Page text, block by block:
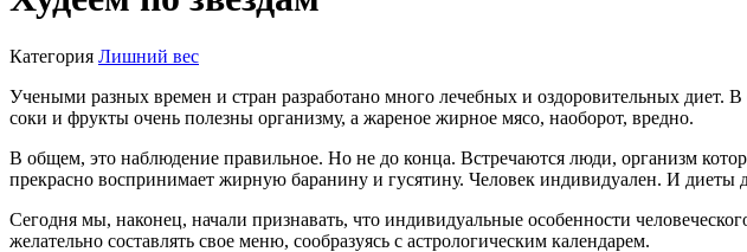
Категория Лишний вес
Учеными разных времен и стран разработано много лечебных и оздоровительных
соки и фрукты очень полезны организму, а жареное жирное мясо, наоборот, вредно.
В общем, это наблюдение правильное. Но не до конца. Встречаются люди, организм
прекрасно воспринимает жирную баранину и гусятину. Человек индивидуален. И диеты
Сегодня мы, наконец, начали признавать, что индивидуальные особенности
желательно составлять свое меню, сообразуясь с астрологическим календарем.